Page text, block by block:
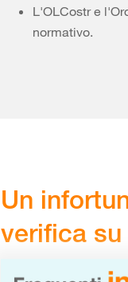
L'OLCostr e
normativo.
Un
verifica